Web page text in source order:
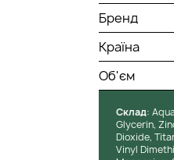
Бренд
Країна
Об'єм
Cклад:
Glycerin,
Dioxide,
Vinyl